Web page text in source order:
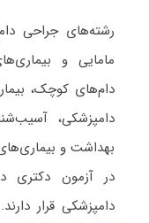
رشته‌های جراحی
مامایی و
دام‌های کوچک،
دامپزشکی،
بهداشت و
در آزمون دکتری
دامپزشکی قرار